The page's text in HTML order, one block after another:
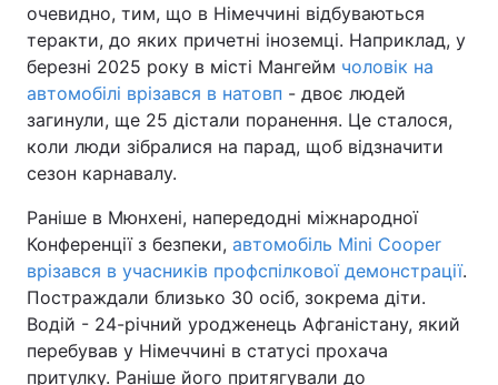
очевидно, тим, що в Німеччині відбуваються
теракти, до яких причетні іноземці. Наприклад, у
березні 2025 року в місті Мангейм чоловік на
автомобілі врізався в натовп - двоє людей
загинули, ще 25 дістали поранення. Це сталося,
коли люди зібралися на парад, щоб відзначити
сезон карнавалу.
Раніше в Мюнхені, напередодні міжнародної
Конференції з безпеки, автомобіль Mini Cooper
врізався в учасників профспілкової демонстрації.
Постраждали близько 30 осіб, зокрема діти.
Водій - 24-річний уродженець Афганістану, який
перебував у Німеччині в статусі прохача
притулку. Раніше його притягували до